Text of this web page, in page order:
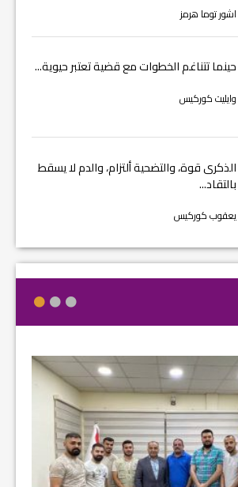
اشور توما هرمز
حينما تتناغم الخطوات مع قضية تعتبر حيوية...
وايليت كوركيس
الذكرى قوة، والتضحية ألتزام، والدم لا يسقط
بالتقاد...
يعقوب كوركيس